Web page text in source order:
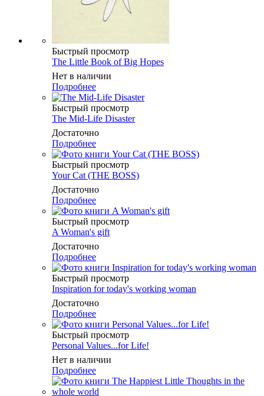
Быстрый просмотр
The Little Book of Big Hopes
Нет в наличии
Подробнее
Быстрый просмотр
The Mid-Life Disaster
Достаточно
Подробнее
Быстрый просмотр
Your Cat (THE BOSS)
Достаточно
Подробнее
Быстрый просмотр
A Woman's gift
Достаточно
Подробнее
Быстрый просмотр
Inspiration for today's working woman
Достаточно
Подробнее
Быстрый просмотр
Personal Values...for Life!
Нет в наличии
Подробнее